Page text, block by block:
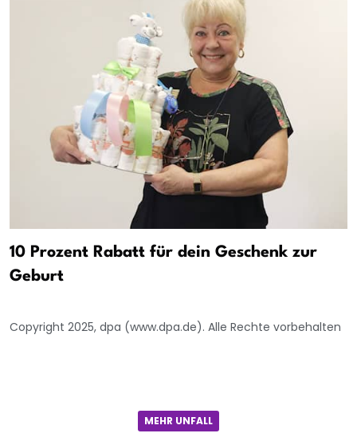
10 Prozent Rabatt für dein Geschenk zur
Geburt
Copyright 2025, dpa (www.dpa.de). Alle Rechte vorbehalten
MEHR UNFALL